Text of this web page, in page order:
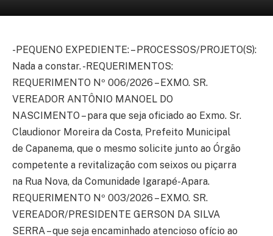
-PEQUENO EXPEDIENTE: – PROCESSOS/PROJETO(S):
Nada a constar. -REQUERIMENTOS:
REQUERIMENTO Nº 006/2026 – EXMO. SR.
VEREADOR ANTÔNIO MANOEL DO
NASCIMENTO – para que seja oficiado ao Exmo. Sr.
Claudionor Moreira da Costa, Prefeito Municipal
de Capanema, que o mesmo solicite junto ao Órgão
competente a revitalização com seixos ou piçarra
na Rua Nova, da Comunidade Igarapé-Apara.
REQUERIMENTO Nº 003/2026 – EXMO. SR.
VEREADOR/PRESIDENTE GERSON DA SILVA
SERRA – que seja encaminhado atencioso ofício ao